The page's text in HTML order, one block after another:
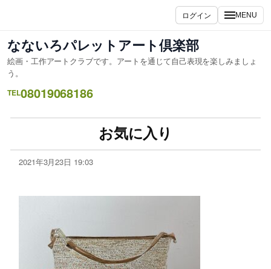
ログイン MENU
なないろパレットアート倶楽部
絵画・工作アートクラブです。アートを通じて自己表現を楽しみましょ
う。
TEL08019068186
お気に入り
2021年3月23日 19:03